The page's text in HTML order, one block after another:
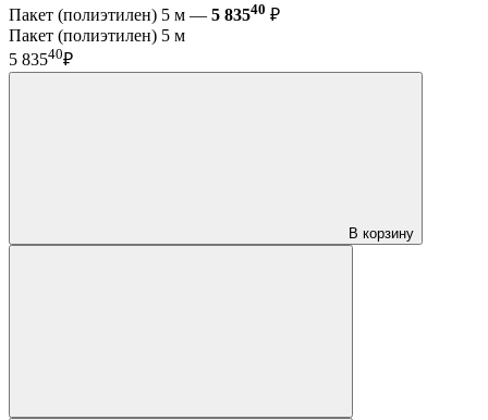
Пакет (полиэтилен) 5 м — 5 83540 ₽
Пакет (полиэтилен) 5 м
5 83540₽
В корзину